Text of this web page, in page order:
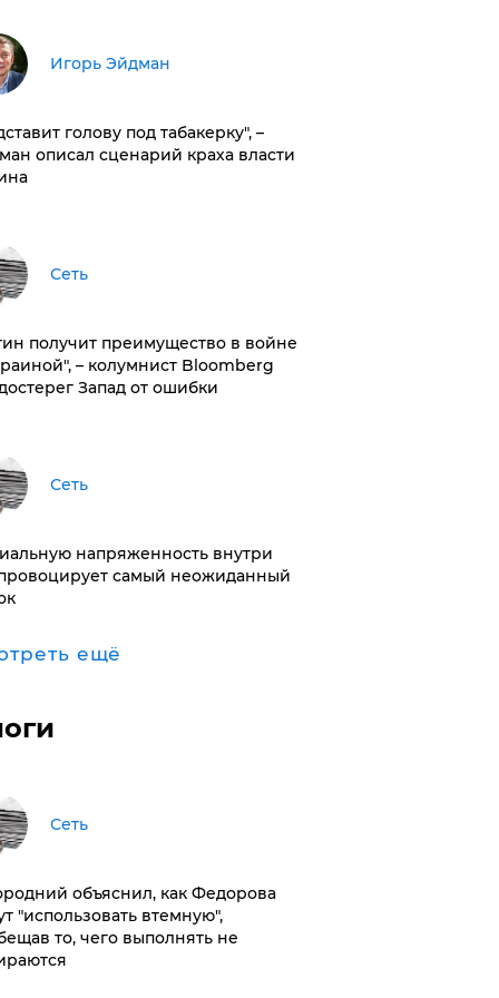
Игорь Эйдман
голову под табакерку", –
описал сценарий краха власти
Сеть
получит преимущество в войне
– колумнист Bloomberg
Запад от ошибки
Сеть
напряженность внутри
самый неожиданный
ещё
Сеть
объяснил, как Федорова
"использовать втемную",
то, чего выполнять не